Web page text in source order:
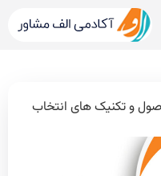
و تکنیک های انتخاب